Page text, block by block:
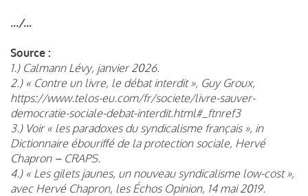
.../...
Source :
1.) Calmann Lévy, janvier 2026.
2.) « Contre un livre, le débat interdit », Guy Groux,
https://www.telos-eu.com/fr/societe/livre-sauver-
democratie-sociale-debat-interdit.html#_ftnref3
3.) Voir « les paradoxes du syndicalisme français », in
Dictionnaire ébouriffé de la protection sociale, Hervé
Chapron – CRAPS.
4.) « Les gilets jaunes, un nouveau syndicalisme low-cost »,
avec Hervé Chapron, les Échos Opinion, 14 mai 2019.